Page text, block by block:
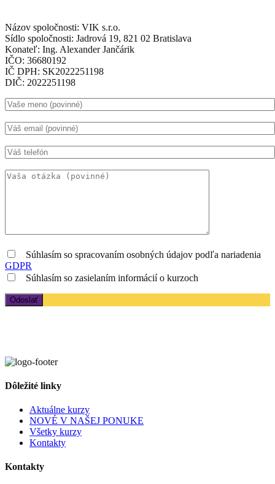
Názov spoločnosti: VIK s.r.o.
Sídlo spoločnosti: Jadrová 19, 821 02 Bratislava
Konateľ: Ing. Alexander Jančárik
IČO: 36680192
IČ DPH: SK2022251198
DIČ: 2022251198
Súhlasím so spracovaním osobných údajov podľa nariadenia
GDPR
Súhlasím so zasielaním informácií o kurzoch
Dôležité linky
Aktuálne kurzy
NOVÉ V NAŠEJ PONUKE
Všetky kurzy
Kontakty
Kontakty